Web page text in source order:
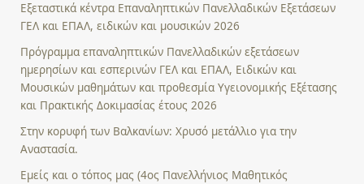
Εξεταστικά κέντρα Επαναληπτικών Πανελλαδικών Εξετάσεων
ΓΕΛ και ΕΠΑΛ, ειδικών και μουσικών 2026
Πρόγραμμα επαναληπτικών Πανελλαδικών εξετάσεων
ημερησίων και εσπερινών ΓΕΛ και ΕΠΑΛ, Ειδικών και
Μουσικών μαθημάτων και προθεσμία Υγειονομικής Εξέτασης
και Πρακτικής Δοκιμασίας έτους 2026
Στην κορυφή των Βαλκανίων: Χρυσό μετάλλιο για την
Αναστασία.
Εμείς και ο τόπος μας (4ος Πανελλήνιος Μαθητικός